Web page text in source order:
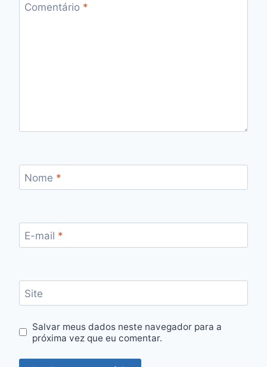
Comentário *
Nome *
E-mail *
Site
Salvar meus dados neste navegador para a
próxima vez que eu comentar.